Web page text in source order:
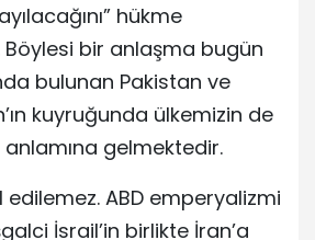
hükme
bir anlaşma bugün
bulunan Pakistan ve
kuyruğunda ülkemizin de
gelmektedir.
ABD emperyalizmi
İsrail’in birlikte İran’a